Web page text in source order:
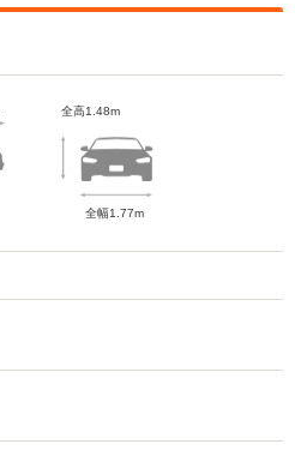
全高1.48m
全幅1.77m